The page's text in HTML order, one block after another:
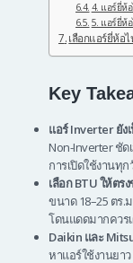
4. แอร์ยี่ห้
5. แอร์ยี่ห้
เลือกแอร์ยี่ห้อ
Key
แอร์ Inverter ยัง
Non-Inverter ชัด
การเปิดใช้งานทุก
เลือก BTU ให้ตร
ขนาด 18–25 ตร.
โดนแดดมากควรเ
Daikin และ
หาแอร์ใช้งานยา